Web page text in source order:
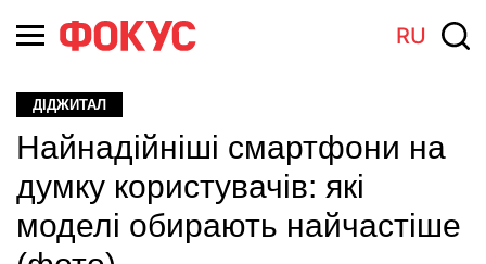
RU
ДІДЖИТАЛ
Найнадійніші смартфони на
думку користувачів: які
моделі обирають найчастіше